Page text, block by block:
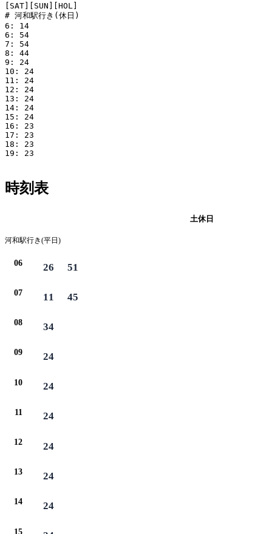
[SAT][SUN][HOL]
# 河和駅行き(休日)
6: 14
6: 54
7: 54
8: 44
9: 24
10: 24
11: 24
12: 24
13: 24
14: 24
15: 24
16: 23
17: 23
18: 23
19: 23
時刻表
土休日
河和駅行き(平日)
06 26 51
07 11 45
08 34
09 24
10 24
11 24
12 24
13 24
14 24
15